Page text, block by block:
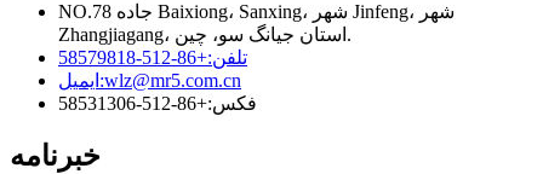
NO.78 جاده Baixiong، Sanxing، شهر Jinfeng، شهر
Zhangjiagang، استان جیانگ سو، چین.
تلفن:+86-512-58579818
ایمیل:wlz@mr5.com.cn
فکس:+86-512-58531306
خبرنامه